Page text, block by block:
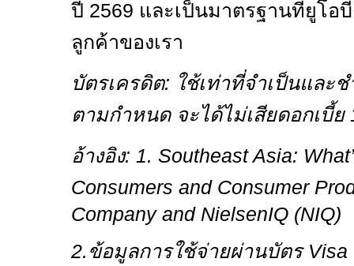
ปี 2569 และเป็นมาตรฐานที่ยูโอ
ลูกค้าของเรา
บัตรเครดิต: ใช้เท่าที่จำเป็นและ
ตามกำหนด จะได้ไม่เสียดอกเบี้ย
อ้างอิง: 1. Southeast Asia:
Consumers and Consumer
Company and NielsenIQ (NIQ)
2. ข้อมูลการใช้จ่ายผ่านบัตร Visa